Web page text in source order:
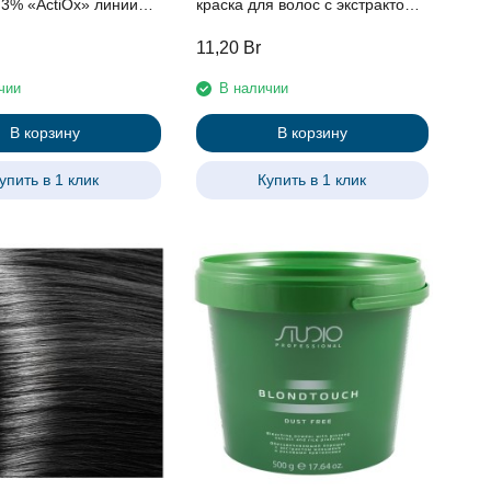
женьшеня и
В корзину
в 1 клик
краска для волос с экстрактом
протеинами линии Studio
11,20 Br
В наличии
В корзину
Купить в 1 клик